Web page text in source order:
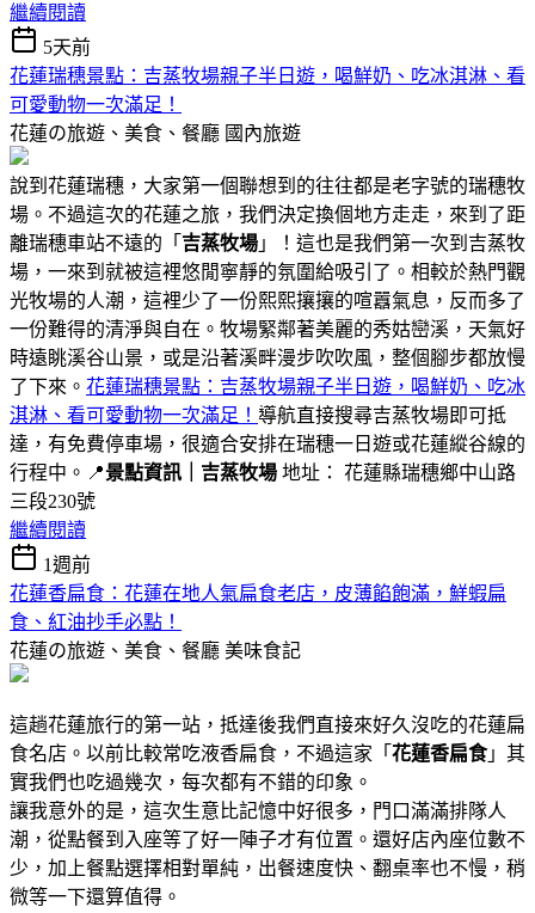
繼續閱讀
5天前
花蓮瑞穗景點：吉蒸牧場親子半日遊，喝鮮奶、吃冰淇淋、看
可愛動物一次滿足！
花蓮の旅遊、美食、餐廳 國內旅遊
說到花蓮瑞穗，大家第一個聯想到的往往都是老字號的瑞穗牧
場。不過這次的花蓮之旅，我們決定換個地方走走，來到了距
離瑞穗車站不遠的「 吉蒸牧場 」！這也是我們第一次到吉蒸牧
場，一來到就被這裡悠閒寧靜的氛圍給吸引了。相較於熱門觀
光牧場的人潮，這裡少了一份熙熙攘攘的喧囂氣息，反而多了
一份難得的清淨與自在。牧場緊鄰著美麗的秀姑巒溪，天氣好
時遠眺溪谷山景，或是沿著溪畔漫步吹吹風，整個腳步都放慢
了下來。 花蓮瑞穗景點：吉蒸牧場親子半日遊，喝鮮奶、吃冰
淇淋、看可愛動物一次滿足！ 導航直接搜尋吉蒸牧場即可抵
達，有免費停車場，很適合安排在瑞穗一日遊或花蓮縱谷線的
行程中。📍景點資訊｜吉蒸牧場 地址： 花蓮縣瑞穗鄉中山路
三段230號
繼續閱讀
1週前
花蓮香扁食：花蓮在地人氣扁食老店，皮薄餡飽滿，鮮蝦扁
食、紅油抄手必點！
花蓮の旅遊、美食、餐廳 美味食記
這趟花蓮旅行的第一站，抵達後我們直接來好久沒吃的花蓮扁
食名店。以前比較常吃液香扁食，不過這家「 花蓮香扁食」其
實我們也吃過幾次，每次都有不錯的印象。
讓我意外的是，這次生意比記憶中好很多，門口滿滿排隊人
潮，從點餐到入座等了好一陣子才有位置。還好店內座位數不
少，加上餐點選擇相對單純，出餐速度快、翻桌率也不慢，稍
微等一下還算值得。